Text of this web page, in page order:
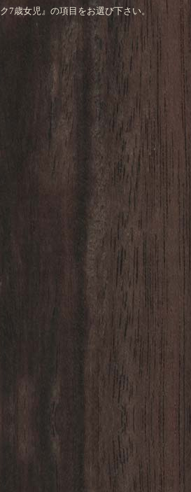
歳女児』の項目をお選び下さい。